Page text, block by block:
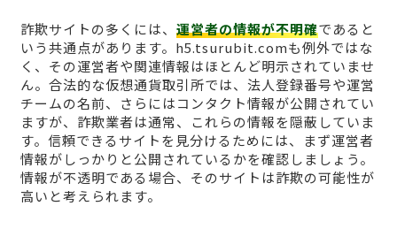
詐欺サイトの多くには、 運営者の情報が不明確であると
いう共通点があります。h5.tsurubit.comも例外ではな
く、その運営者や関連情報はほとんど明示されていませ
ん。合法的な仮想通貨取引所では、法人登録番号や運営
チームの名前、さらにはコンタクト情報が公開されてい
ますが、詐欺業者は通常、これらの情報を隠蔽していま
す。信頼できるサイトを見分けるためには、まず運営者
情報がしっかりと公開されているかを確認しましょう。
情報が不透明である場合、そのサイトは詐欺の可能性が
高いと考えられます。